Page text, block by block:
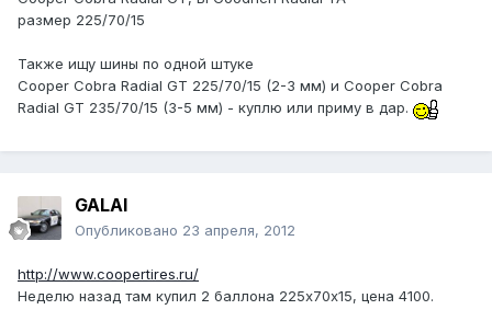
размер 225/70/15
Также ищу шины по одной штуке
Cooper Cobra Radial GT 225/70/15 (2-3 мм) и Cooper Cobra
Radial GT 235/70/15 (3-5 мм) - куплю или приму в дар.
GALAI
Опубликовано 23 апреля, 2012
http://www.coopertires.ru/
Неделю назад там купил 2 баллона 225х70х15, цена 4100.